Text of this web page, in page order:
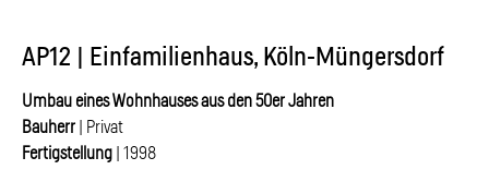
AP12 | Einfamilienhaus, Köln-Müngersdorf
Umbau eines Wohnhauses aus den 50er Jahren
Bauherr | Privat
Fertigstellung | 1998